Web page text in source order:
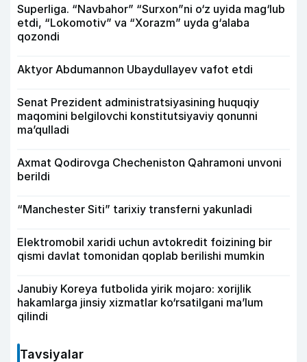
Superliga. “Navbahor” “Surxon”ni o‘z uyida mag‘lub
etdi, “Lokomotiv” va “Xorazm” uyda g‘alaba
qozondi
Aktyor Abdu­mannon Ubaydullayev vafot etdi
Senat Prezident administratsiyasining huquqiy
maqomini belgilovchi konstitutsiyaviy qonunni
ma’qulladi
Axmat Qodirovga Checheniston Qahramoni unvoni
berildi
“Manchester Siti” tarixiy transferni yakunladi
Elektromobil xaridi uchun avtokredit foizining bir
qismi davlat tomonidan qoplab berilishi mumkin
Janubiy Koreya futbolida yirik mojaro: xorijlik
hakamlarga jinsiy xizmatlar ko‘rsatilgani ma’lum
qilindi
Tavsiyalar